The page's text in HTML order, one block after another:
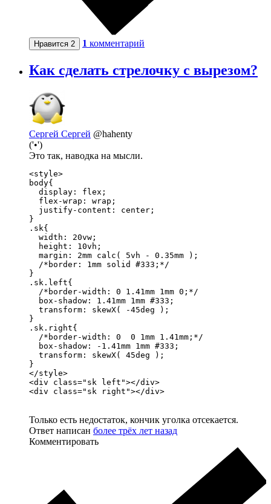
Нравится 2 1 комментарий
Как сделать стрелочку с вырезом?
Сергей Сергей @hahenty
('•')
Это так, наводка на мысли.
<style>
body{
  display: flex;
  flex-wrap: wrap;
  justify-content: center;
}
.sk{
  width: 20vw;
  height: 10vh;
  margin: 2mm calc( 5vh - 0.35mm );
  /*border: 1mm solid #333;*/
}
.sk.left{
  /*border-width: 0 1.41mm 1mm 0;*/
  box-shadow: 1.41mm 1mm #333;
  transform: skewX( -45deg );
}
.sk.right{
  /*border-width: 0  0 1mm 1.41mm;*/
  box-shadow: -1.41mm 1mm #333;
  transform: skewX( 45deg );
}
</style>
<div class="sk left"></div>
<div class="sk right"></div>
Только есть недостаток, кончик уголка отсекается.
Ответ написан более трёх лет назад
Комментировать